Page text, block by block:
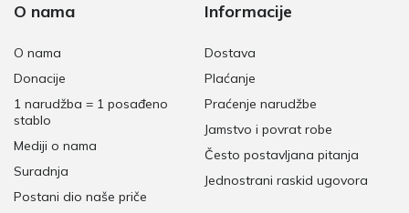
O nama
O nama
Donacije
1 narudžba = 1 posađeno
stablo
Mediji o nama
Suradnja
Postani dio naše priče
Informacije
Dostava
Plaćanje
Praćenje narudžbe
Jamstvo i povrat robe
Često postavljana pitanja
Jednostrani raskid ugovora